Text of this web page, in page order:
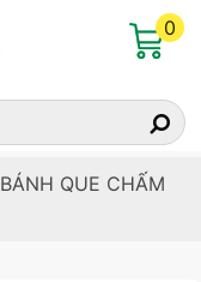
0
BÁNH QUE CHẤM